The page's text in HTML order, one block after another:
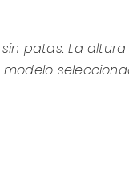
patas. La altura